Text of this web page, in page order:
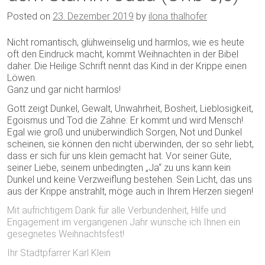
Posted on 23. Dezember 2019 by ilona thalhofer
Nicht romantisch, glühweinselig und harmlos, wie es heute
oft den Eindruck macht, kommt Weihnachten in der Bibel
daher. Die Heilige Schrift nennt das Kind in der Krippe einen
Löwen.
Ganz und gar nicht harmlos!
Gott zeigt Dunkel, Gewalt, Unwahrheit, Bosheit, Lieblosigkeit,
Egoismus und Tod die Zähne: Er kommt und wird Mensch!
Egal wie groß und unüberwindlich Sorgen, Not und Dunkel
scheinen, sie können den nicht überwinden, der so sehr liebt,
dass er sich für uns klein gemacht hat. Vor seiner Güte,
seiner Liebe, seinem unbedingten „Ja“ zu uns kann kein
Dunkel und keine Verzweiflung bestehen. Sein Licht, das uns
aus der Krippe anstrahlt, möge auch in Ihrem Herzen siegen!
Mit aufrichtigem Dank für alle Verbundenheit, Hilfe und
Engagement im vergangenen Jahr wünsche ich Ihnen ein
gesegnetes Weihnachtsfest!
Ihr Stadtpfarrer Karl Klein